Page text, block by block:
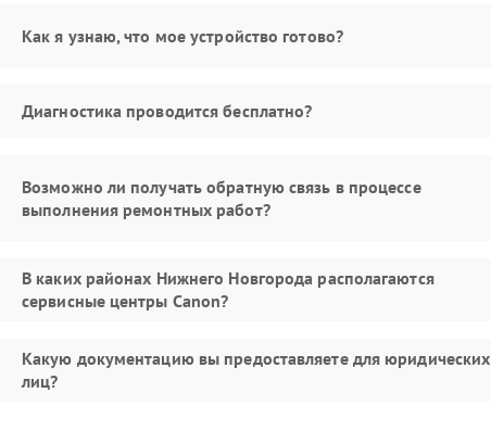
Как я узнаю, что мое устройство готово?
Диагностика проводится бесплатно?
Возможно ли получать обратную связь в процессе
выполнения ремонтных работ?
В каких районах Нижнего Новгорода располагаются
сервисные центры Canon?
Какую документацию вы предоставляете для юридических
лиц?